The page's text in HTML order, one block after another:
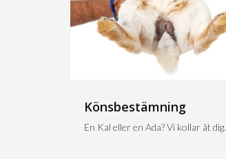
Könsbestämning
En Kal eller en Ada? Vi kollar åt dig.